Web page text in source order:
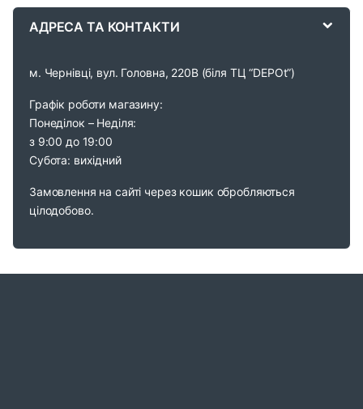
АДРЕСА ТА КОНТАКТИ
м. Чернівці, вул. Головна, 220В (біля ТЦ “DEPOt”)
Графік роботи магазину:
Понеділок – Неділя:
з 9:00 до 19:00
Субота: вихідний
Замовлення на сайті через кошик обробляються
цілодобово.